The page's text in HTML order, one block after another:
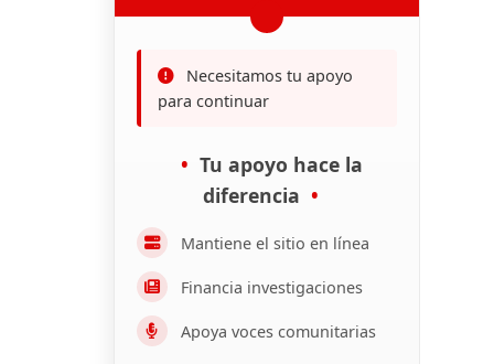
Necesitamos tu apoyo
para continuar
Tu apoyo hace la
diferencia
Mantiene el sitio en línea
Financia investigaciones
Apoya voces comunitarias